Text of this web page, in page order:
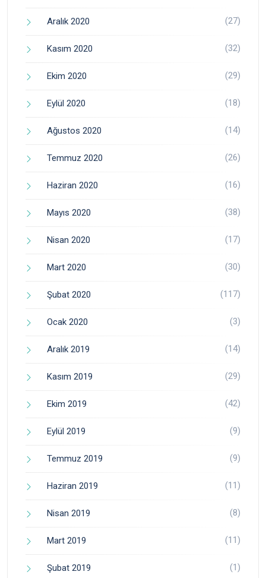
Aralık 2020 (27)
Kasım 2020 (32)
Ekim 2020 (29)
Eylül 2020 (18)
Ağustos 2020 (14)
Temmuz 2020 (26)
Haziran 2020 (16)
Mayıs 2020 (38)
Nisan 2020 (17)
Mart 2020 (30)
Şubat 2020 (117)
Ocak 2020 (3)
Aralık 2019 (14)
Kasım 2019 (29)
Ekim 2019 (42)
Eylül 2019 (9)
Temmuz 2019 (9)
Haziran 2019 (11)
Nisan 2019 (8)
Mart 2019 (11)
Şubat 2019 (1)